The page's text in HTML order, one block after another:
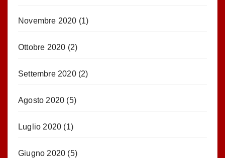
Novembre 2020 (1)
Ottobre 2020 (2)
Settembre 2020(2)
Agosto 2020 (5)
Luglio 2020 (1)
Giugno 2020 (5)